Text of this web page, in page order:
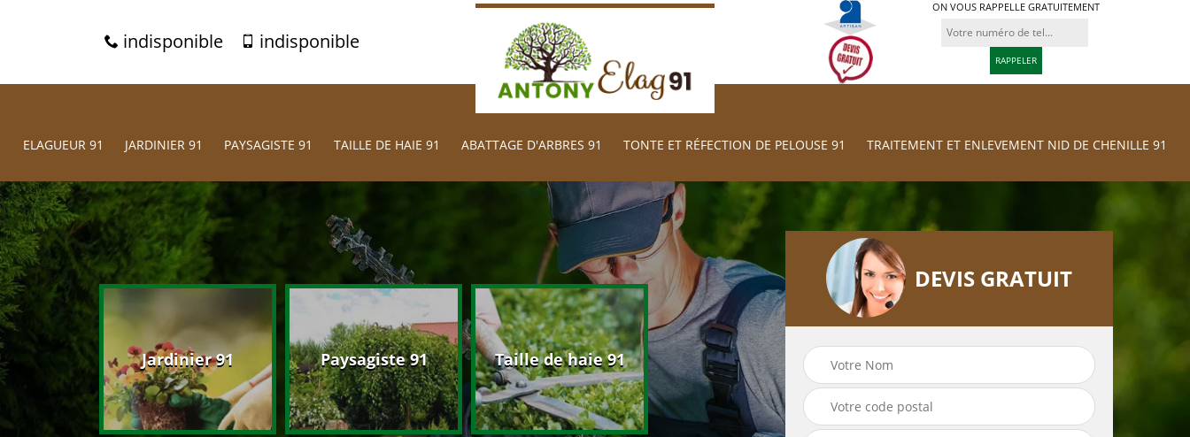
indisponible indisponible
ON VOUS RAPPELLE GRATUITEMENT
ELAGUEUR 91 JARDINIER 91 PAYSAGISTE 91 TAILLE DE HAIE 91 ABATTAGE D'ARBRES 91 TONTE ET RÉFECTION DE PELOUSE 91 TRAITEMENT ET ENLEVEMENT NID DE CHENILLE 91
91 Jardinier 91 Paysagiste 91 Taille de haie 91 Abattage d'arbres
91
Tonte et réfection
de pelouse 91
Traitement et
Enlevement nid
chenille 91
DEVIS GRATUIT